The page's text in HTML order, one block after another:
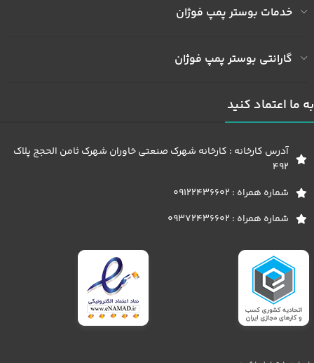
خدمات بوستر پمپ فوژان
گارانتی بوستر پمپ فوژان
به ما اعتماد کنید
آدرس کارخانه : کارخانه شهرک صنعتی خاوران شهرک ثامن الحجج پلاک
492
شماره همراه : 09122436602
شماره همراه : 09372436602